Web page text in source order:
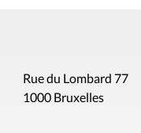
Rue du Lombard 77
1000 Bruxelles